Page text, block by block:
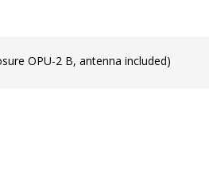
OPU-2 B, antenna included)